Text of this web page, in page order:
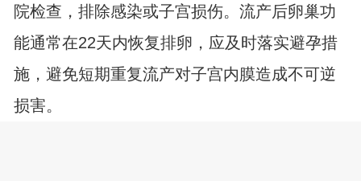
院检查，排除感染或子宫损伤。流产后卵巢功
能通常在22天内恢复排卵，应及时落实避孕措
施，避免短期重复流产对子宫内膜造成不可逆
损害。